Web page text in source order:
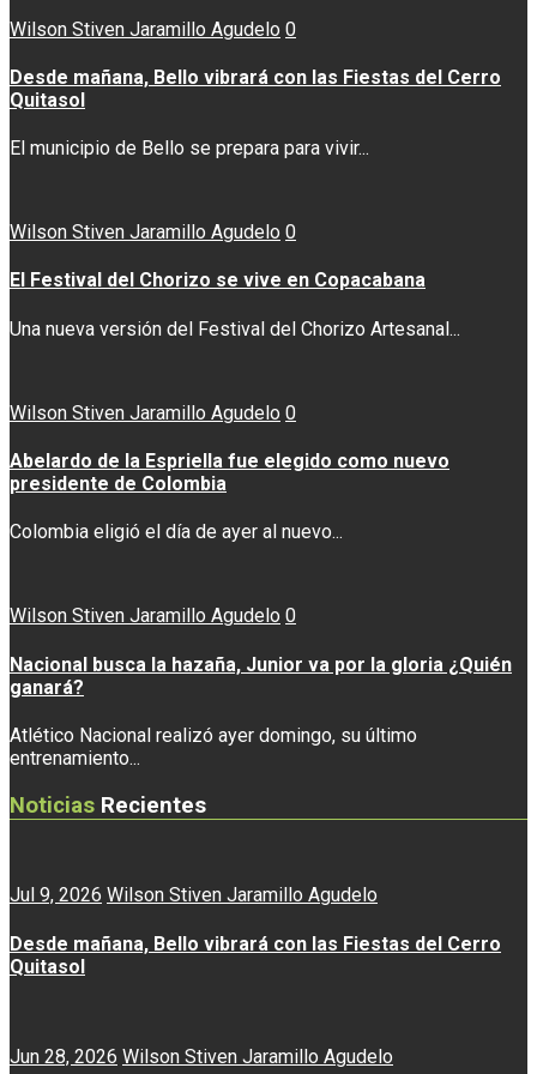
Wilson Stiven Jaramillo Agudelo 0
Desde mañana, Bello vibrará con las Fiestas del Cerro
Quitasol
El municipio de Bello se prepara para vivir...
Wilson Stiven Jaramillo Agudelo 0
El Festival del Chorizo se vive en Copacabana
Una nueva versión del Festival del Chorizo Artesanal...
Wilson Stiven Jaramillo Agudelo 0
Abelardo de la Espriella fue elegido como nuevo
presidente de Colombia
Colombia eligió el día de ayer al nuevo...
Wilson Stiven Jaramillo Agudelo 0
Nacional busca la hazaña, Junior va por la gloria ¿Quién
ganará?
Atlético Nacional realizó ayer domingo, su último
entrenamiento...
Noticias Recientes
Jul 9, 2026 Wilson Stiven Jaramillo Agudelo
Desde mañana, Bello vibrará con las Fiestas del Cerro
Quitasol
Jun 28, 2026 Wilson Stiven Jaramillo Agudelo